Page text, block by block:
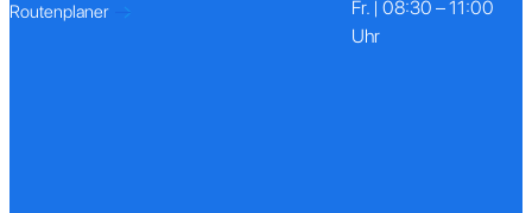
Routenplaner
Fr. | 08:30 – 11:00
Uhr